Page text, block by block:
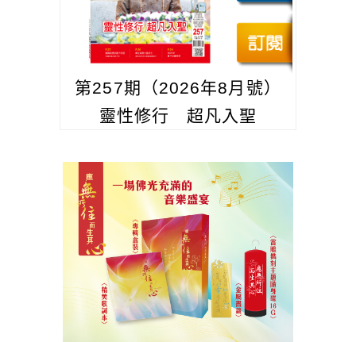
第257期（2026年8月號）
靈性修行 超凡入聖